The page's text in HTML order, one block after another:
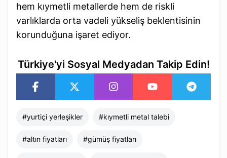
hem kıymetli metallerde hem de riskli
varlıklarda orta vadeli yükseliş beklentisinin
korunduğuna işaret ediyor.
Türkiye'yi Sosyal Medyadan Takip Edin!
#yurtiçi yerleşikler #kıymetli metal talebi
#altın fiyatları #gümüş fiyatları